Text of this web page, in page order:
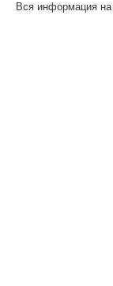
Вся информация на